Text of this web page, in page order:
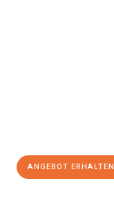
ANGEBOT ERHALTEN